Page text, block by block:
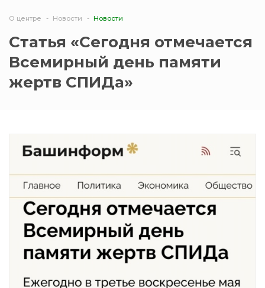
О центре Новости Новости
Статья «Сегодня отмечается
Всемирный день памяти
жертв СПИДа»